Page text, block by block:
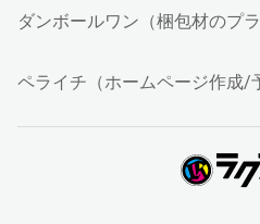
ダンボールワン（梱包材のプ
ペライチ（ホームページ作成/